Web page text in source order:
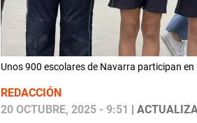
Unos 900 escolares de Navarra participan
REDACCIÓN
20 OCTUBRE, 2025 - 9:51 |